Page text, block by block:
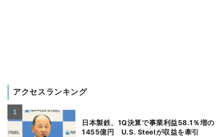
アクセスランキング
日本製鉄、1Q決算で事業利益58.1％増の
1455億円 U.S. Steelが収益を牽引